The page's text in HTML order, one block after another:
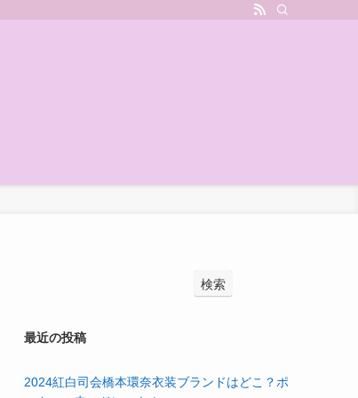
検索
最近の投稿
2024紅白司会橋本環奈衣装ブランドはどこ？ポ